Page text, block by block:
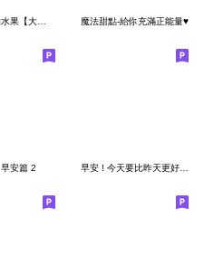
早安與問候的水果【大貼圖】 魔法甜點-給你充滿正能量♥
安篇 2 早安 ! 今天要比昨天更好 - 早安特典2